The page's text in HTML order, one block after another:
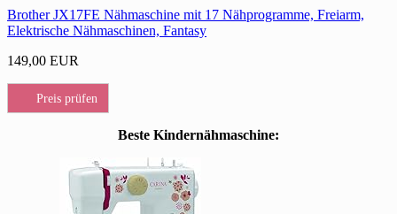
Brother JX17FE Nähmaschine mit 17 Nähprogramme, Freiarm,
Elektrische Nähmaschinen, Fantasy
149,00 EUR
Preis prüfen
Beste Kindernähmaschine: